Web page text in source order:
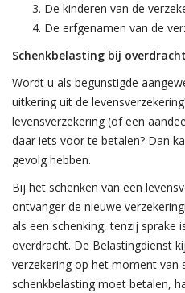
De kinderen van de
De erfgenamen van de
Schenkbelasting bij
Wordt u als begunstigde
uitkering uit de
levensverzekering (of een
daar iets voor te betalen? Dan
gevolg hebben.
Bij het schenken van een
ontvanger de nieuwe
als een schenking, tenzij sprake
overdracht. De Belastingdienst
verzekering op het moment van
schenkbelasting moet betalen,